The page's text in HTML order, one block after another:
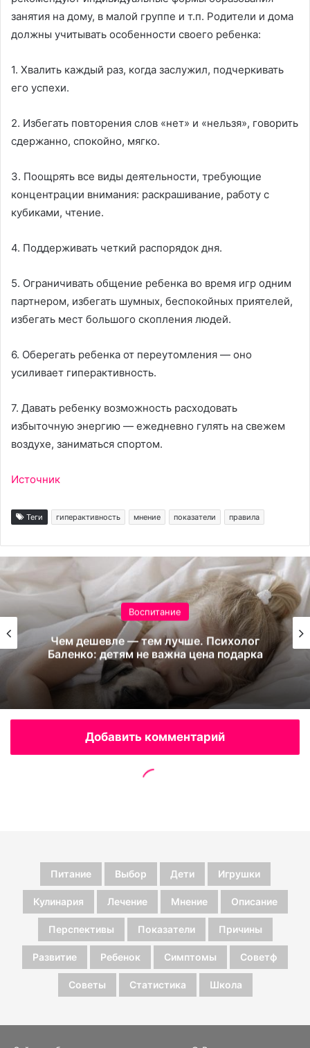
Питание Выбор Дети Игрушки
Кулинария Лечение Мнение Описание
Перспективы Показатели Причины
Развитие Ребенок Симптомы Советф
Советы Статистика Школа